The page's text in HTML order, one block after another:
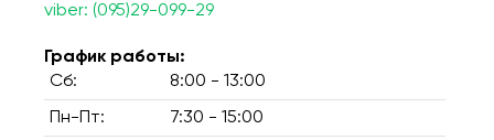
viber: (095)29-099-29
График работы:
Сб:
8:00 - 13:00
Пн-Пт: 7:30 - 15:00